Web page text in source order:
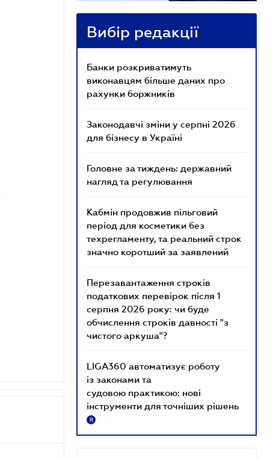
Вибір редакції
Банки розкриватимуть
виконавцям більше даних про
рахунки боржників
Законодавчі зміни у серпні 2026
для бізнесу в Україні
Головне за тиждень: державний
нагляд та регулювання
Кабмін продовжив пільговий
період для косметики без
техрегламенту, та реальний строк
значно коротший за заявлений
Перезавантаження строків
податкових перевірок після 1
серпня 2026 року: чи буде
обчислення строків давності "з
чистого аркуша"?
LIGA360 автоматизує роботу
із законами та
судовою практикою: нові
інструменти для точніших рішень
R